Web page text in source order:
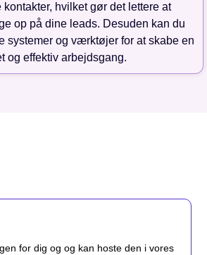
hvilket gør det lettere at
op på dine leads. Desuden kan du
systemer og værktøjer for at skabe en
og effektiv arbejdsgang.
for dig og og kan hoste den i vores